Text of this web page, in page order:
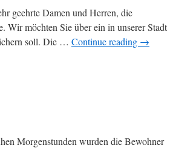
Damen und Herren, die
Wir möchten Sie über ein in unserer Stadt
soll. Die … Continue reading →
Morgenstunden wurden die Bewohner